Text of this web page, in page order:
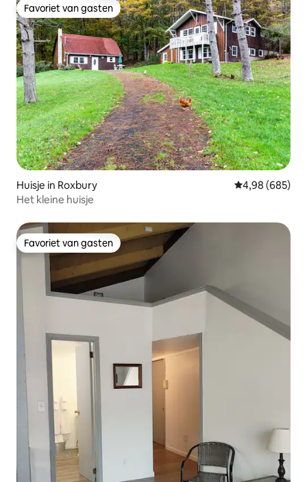
Favoriet van gasten
Favoriet van gasten
Huisje in Roxbury Gemiddelde
4,98 (685)
Het kleine huisje
Favoriet van gasten
Favoriet van gasten